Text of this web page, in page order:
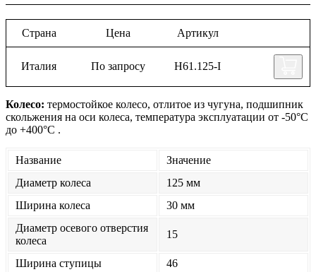
Колесо: термостойкое колесо, отлитое из чугуна, подшипник
скольжения на оси колеса, температура эксплуатации от -50°С
до +400°С .
Название
Значение
Диаметр колеса
125 мм
Ширина колеса
30 мм
Диаметр осевого отверстия
колеса
15
Ширина ступицы
46
Страна Цена Артикул
Италия По запросу H61.125-I